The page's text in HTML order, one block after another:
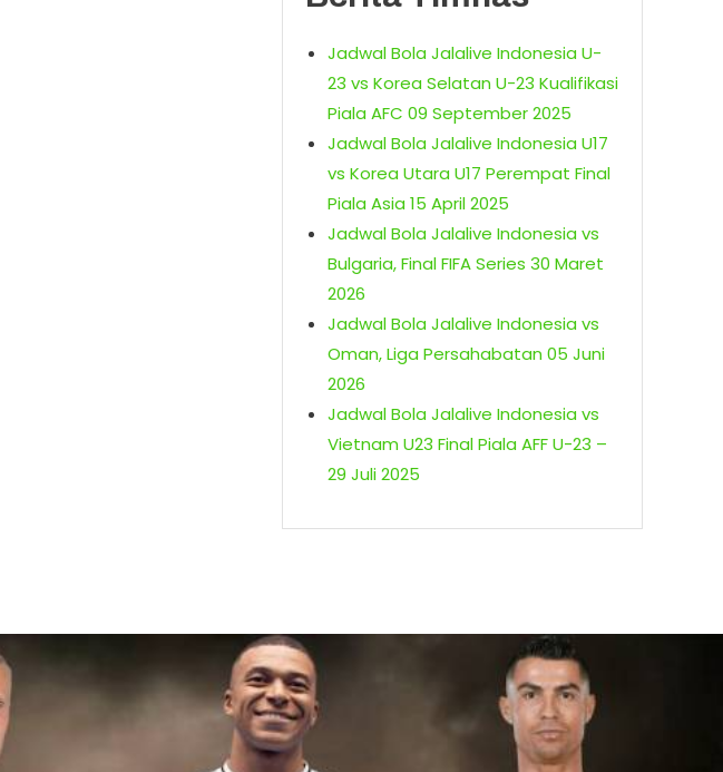
Jadwal Bola Jalalive Indonesia U-
23 vs Korea Selatan U-23 Kualifikasi
Piala AFC 09 September 2025
Jadwal Bola Jalalive Indonesia U17
vs Korea Utara U17 Perempat Final
Piala Asia 15 April 2025
Jadwal Bola Jalalive Indonesia vs
Bulgaria, Final FIFA Series 30 Maret
2026
Jadwal Bola Jalalive Indonesia vs
Oman, Liga Persahabatan 05 Juni
2026
Jadwal Bola Jalalive Indonesia vs
Vietnam U23 Final Piala AFF U-23 –
29 Juli 2025